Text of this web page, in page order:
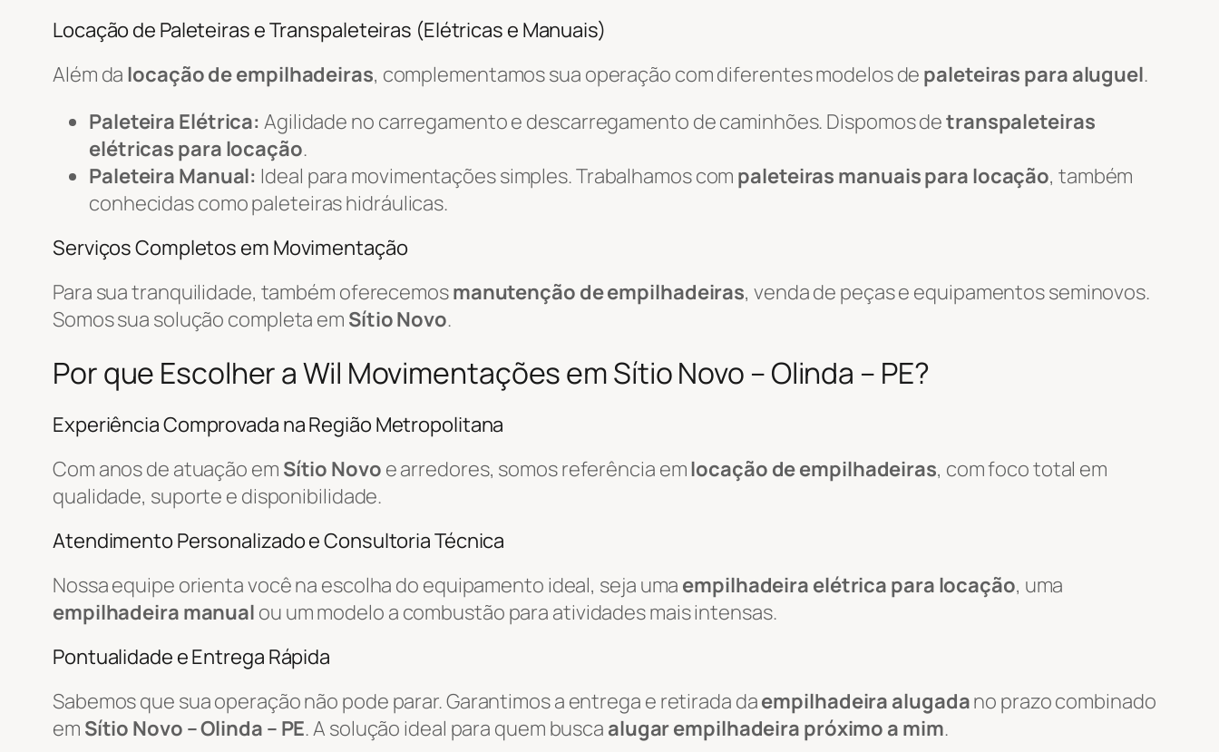
Locação de Paleteiras e Transpaleteiras (Elétricas e Manuais)
Além da locação de empilhadeiras, complementamos sua operação com diferentes modelos de paleteiras para aluguel.
Paleteira Elétrica: Agilidade no carregamento e descarregamento de caminhões. Dispomos detranspaleteiras
elétricas para locação.
Paleteira Manual: Ideal para movimentações simples. Trabalhamos com paleteiras manuais para locação, também
conhecidas como paleteiras hidráulicas.
Serviços Completos em Movimentação
Para sua tranquilidade, também oferecemosmanutenção de empilhadeiras, venda de peças e equipamentos seminovos.
Somos sua solução completa em Sítio Novo.
Por que Escolher a Wil Movimentações em Sítio Novo – Olinda – PE?
Experiência Comprovada na Região Metropolitana
Com anos de atuação em Sítio Novo e arredores, somos referência emlocação de empilhadeiras, com foco total em
qualidade, suporte e disponibilidade.
Atendimento Personalizado e Consultoria Técnica
Nossa equipe orienta você na escolha do equipamento ideal, seja uma empilhadeira elétrica para locação, uma
empilhadeira manual ou um modelo a combustão para atividades mais intensas.
Pontualidade e Entrega Rápida
Sabemos que sua operação não pode parar. Garantimos a entrega e retirada daempilhadeira alugadano prazo combinado
em Sítio Novo – Olinda – PE. A solução ideal para quem busca alugar empilhadeira próximo a mim.